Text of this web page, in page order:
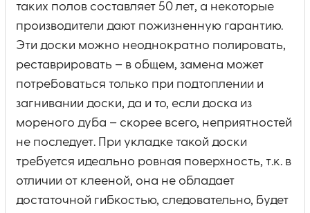
таких полов составляет 50 лет, а некоторые
производители дают пожизненную гарантию.
Эти доски можно неоднократно полировать,
реставрировать – в общем, замена может
потребоваться только при подтоплении и
загнивании доски, да и то, если доска из
мореного дуба – скорее всего, неприятностей
не последует. При укладке такой доски
требуется идеально ровная поверхность, т.к. в
отличии от клееной, она не обладает
достаточной гибкостью, следовательно, будет